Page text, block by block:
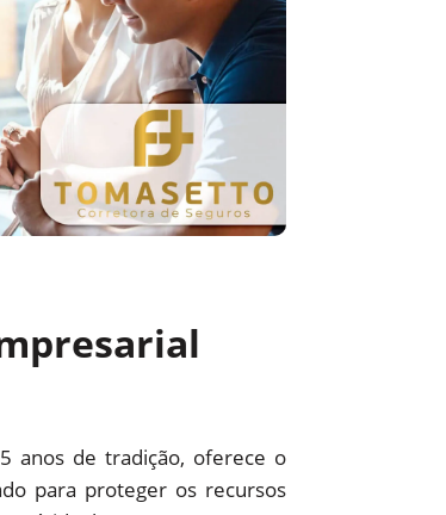
anos de tradição, oferece o
para proteger os recursos